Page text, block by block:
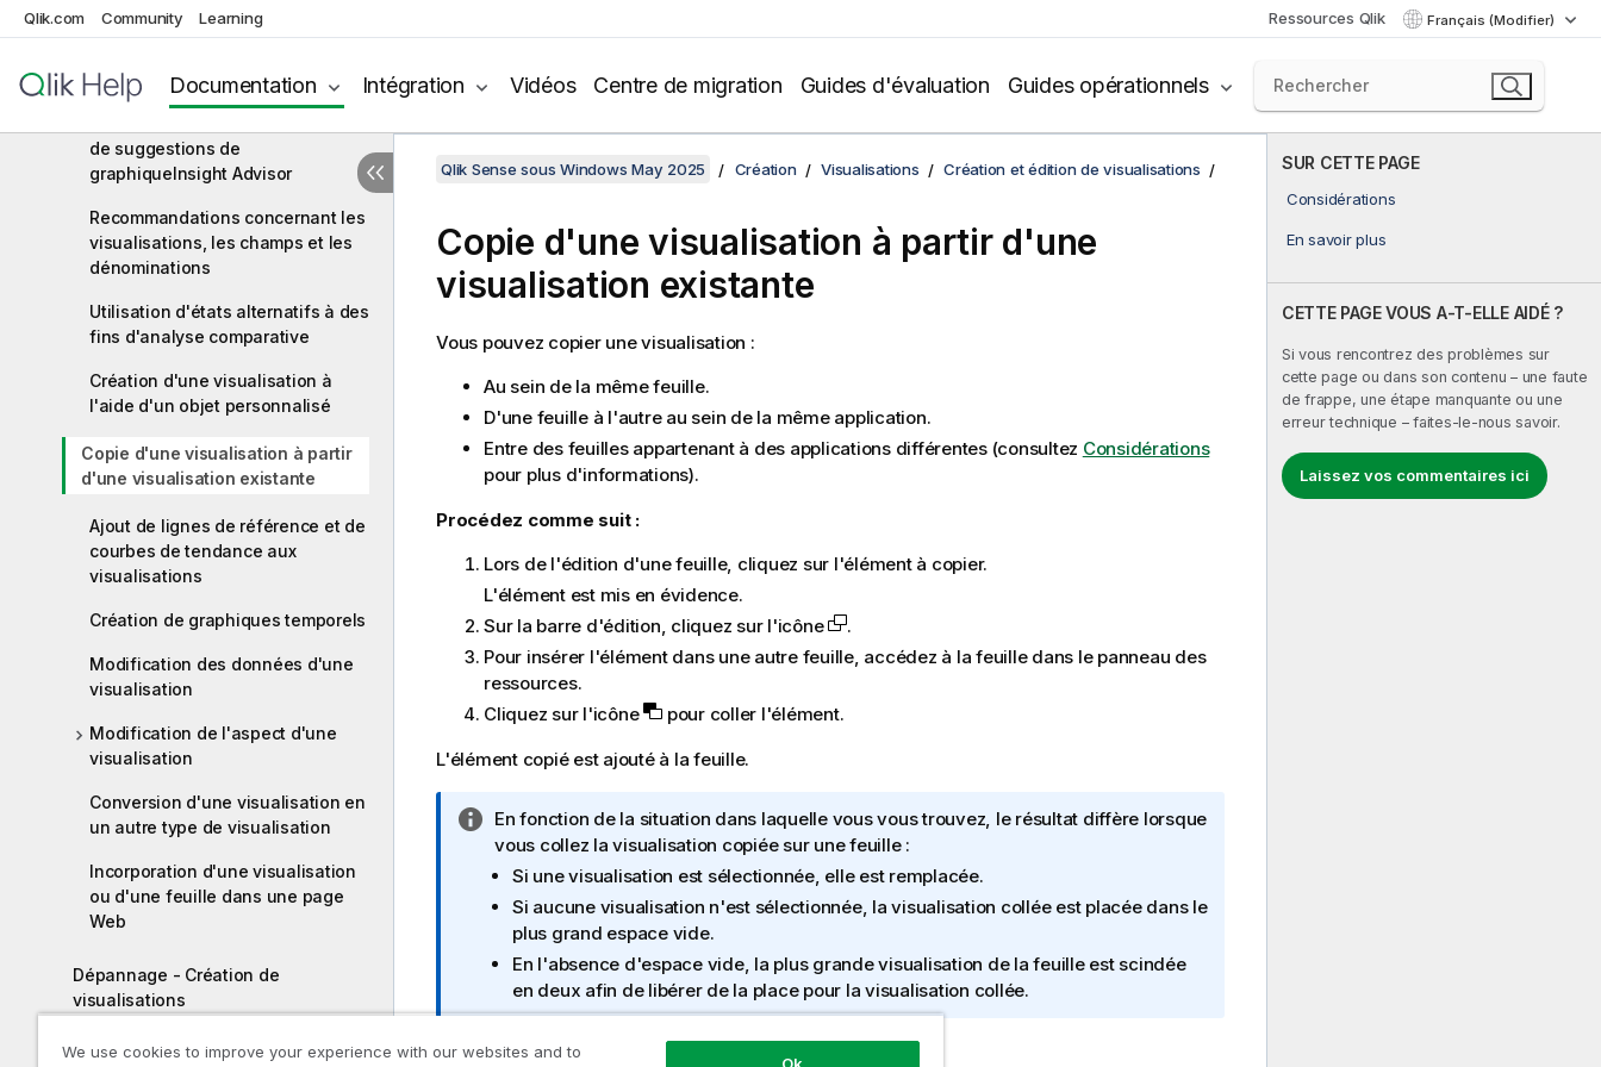
Qlik.com Community Learning Ressources Qlik Français (Modifier)
Documentation Intégration Vidéos Centre de migration Guides d'évaluation Guides opérationnels
des visualisations
Insight Advisor
de suggestions de
graphiqueInsight Advisor
Recommandations concernant les
visualisations, les champs et les
dénominations
Utilisation d'états alternatifs à des
fins d'analyse comparative
Création d'une visualisation à
l'aide d'un objet personnalisé
Copie d'une visualisation à partir
d'une visualisation existante
Ajout de lignes de référence et de
courbes de tendance aux
visualisations
Création de graphiques temporels
Modification des données d'une
visualisation
Modification de l'aspect d'une
visualisation
Conversion d'une visualisation en
un autre type de visualisation
Incorporation d'une visualisation
ou d'une feuille dans une page
Web
Dépannage - Création de
visualisations
Syntaxe des scripts et fonctions de
SUR CETTE PAGE
Considérations
En savoir plus
CETTE PAGE VOUS A-T-ELLE AIDÉ ?
Si vous rencontrez des problèmes sur
cette page ou dans son contenu – une faute
de frappe, une étape manquante ou une
erreur technique – faites-le-nous savoir.
Laissez vos commentaires ici
Qlik Sense sous Windows May 2025 Création Visualisations Création et édition de visualisations
Copie d'une visualisation à partir d'une
visualisation existante
Vous pouvez copier une visualisation :
Au sein de la même feuille.
D'une feuille à l'autre au sein de la même application.
Entre des feuilles appartenant à des applications différentes (consultez Considérations
pour plus d'informations).
Procédez comme suit :
Lors de l'édition d'une feuille, cliquez sur l'élément à copier.
L'élément est mis en évidence.
Sur la barre d'édition, cliquez sur l'icône
.
Pour insérer l'élément dans une autre feuille, accédez à la feuille dans le panneau des
ressources.
Cliquez sur l'icône
pour coller l'élément.
L'élément copié est ajouté à la feuille.
N
o
t
m
En fonction de la situation dans laquelle vous vous trouvez, le résultat diffère lorsque
vous collez la visualisation copiée sur une feuille :
Si une visualisation est sélectionnée, elle est remplacée.
Si aucune visualisation n'est sélectionnée, la visualisation collée est placée dans le
plus grand espace vide.
En l'absence d'espace vide, la plus grande visualisation de la feuille est scindée
en deux afin de libérer de la place pour la visualisation collée.
We use cookies to improve your experience with our websites and to